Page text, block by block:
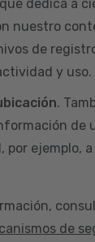
dedica a
nuestro
de
y uso.
.
de
por ejemplo,
de